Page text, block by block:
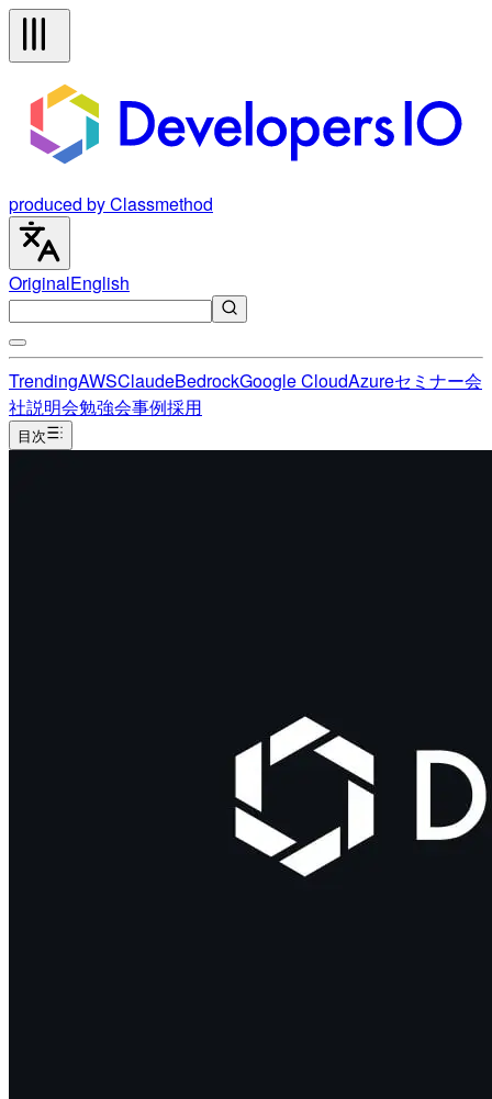
produced by Classmethod
OriginalEnglish
TrendingAWSClaudeBedrockGoogle CloudAzureセミナー会
社説明会勉強会事例採用
目次